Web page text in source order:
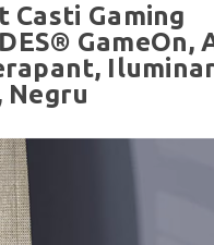
Casti Gaming
GameOn,
Negru